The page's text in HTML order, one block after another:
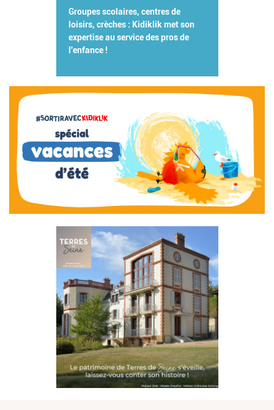
Groupes scolaires, centres de
loisirs, crèches : Kidiklik met son
expertise au service des pros de
l'enfance !